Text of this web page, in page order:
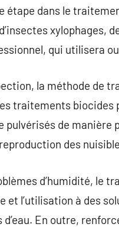
étape dans le
xylophages,
qui utilisera
la méthode de
traitements biocides
pulvérisés de manière
des
d’humidité, le
et l’utilisation à des
En outre,